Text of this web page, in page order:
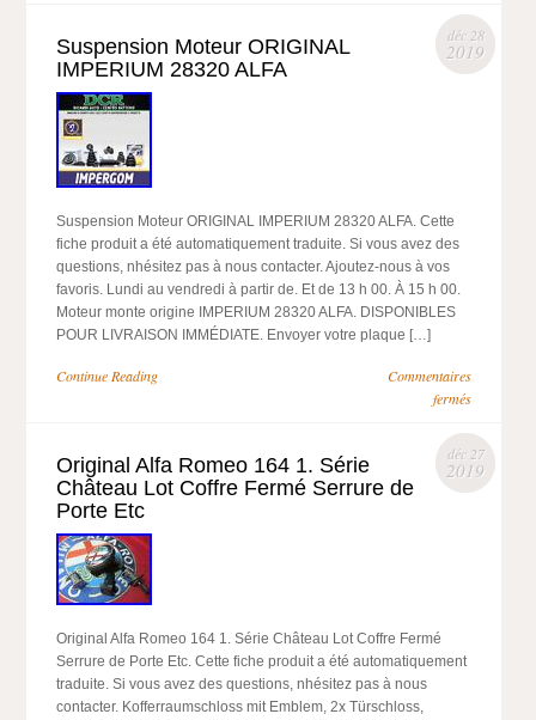
déc 28
2019
Suspension Moteur ORIGINAL
IMPERIUM 28320 ALFA
Suspension Moteur ORIGINAL IMPERIUM 28320 ALFA. Cette
fiche produit a été automatiquement traduite. Si vous avez des
questions, nhésitez pas à nous contacter. Ajoutez-nous à vos
favoris. Lundi au vendredi à partir de. Et de 13 h 00. À 15 h 00.
Moteur monte origine IMPERIUM 28320 ALFA. DISPONIBLES
POUR LIVRAISON IMMÉDIATE. Envoyer votre plaque […]
Continue Reading
Commentaires
fermés
déc 27
2019
Original Alfa Romeo 164 1. Série
Château Lot Coffre Fermé Serrure de
Porte Etc
Original Alfa Romeo 164 1. Série Château Lot Coffre Fermé
Serrure de Porte Etc. Cette fiche produit a été automatiquement
traduite. Si vous avez des questions, nhésitez pas à nous
contacter. Kofferraumschloss mit Emblem, 2x Türschloss,